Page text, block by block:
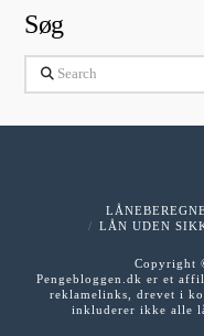
Søg
Search
LÅN UDEN
Copyright
Pengebloggen.dk er et
reklamelinks, drevet i
inkluderer ikke alle